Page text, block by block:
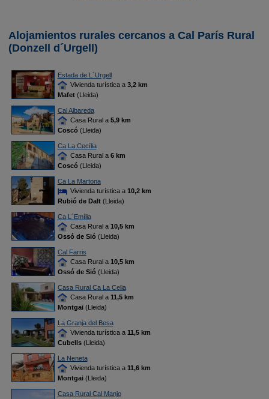
Alojamientos rurales cercanos a Cal París Rural
(Donzell d´Urgell)
Estada de L´Urgell
Vivienda turística a 3,2 km
Mafet(Lleida)
Cal Albareda
Casa Rural a 5,9 km
Coscó(Lleida)
Ca La Cecília
Casa Rural a 6 km
Coscó(Lleida)
Ca La Martona
Vivienda turística a 10,2 km
Rubió de Dalt(Lleida)
Ca L´Emília
Casa Rural a 10,5 km
Ossó de Sió(Lleida)
Cal Farris
Casa Rural a 10,5 km
Ossó de Sió(Lleida)
Casa Rural Ca La Celia
Casa Rural a 11,5 km
Montgai(Lleida)
La Granja del Besa
Vivienda turística a 11,5 km
Cubells(Lleida)
La Neneta
Vivienda turística a 11,6 km
Montgai(Lleida)
Casa Rural Cal Manjo